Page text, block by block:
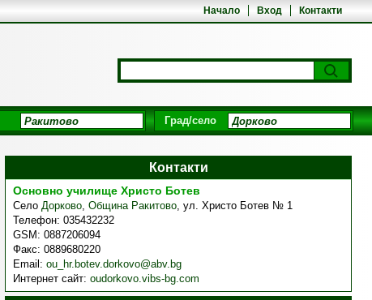
Начало Вход Контакти
Град/село
Контакти
Основно училище Христо Ботев
Село Дорково, Община Ракитово, ул. Христо Ботев № 1
Телефон: 035432232
GSM: 0887206094
Факс: 0889680220
Email: ou_hr.botev.dorkovo@abv.bg
Интернет сайт: oudorkovo.vibs-bg.com